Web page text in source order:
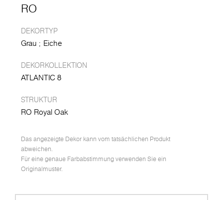
RO
DEKORTYP
Grau Eiche
DEKORKOLLEKTION
ATLANTIC 8
STRUKTUR
RO Royal Oak
Das angezeigte Dekor kann vom tatsächlichen Produkt
abweichen.
Für eine genaue Farbabstimmung verwenden Sie ein
Originalmuster.